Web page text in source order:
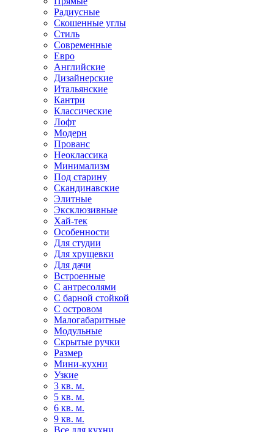
Радиусные
Скошенные углы
Стиль
Современные
Евро
Английские
Дизайнерские
Итальянские
Кантри
Классические
Лофт
Модерн
Прованс
Неоклассика
Минимализм
Под старину
Скандинавские
Элитные
Эксклюзивные
Хай-тек
Особенности
Для студии
Для хрущевки
Для дачи
Встроенные
С антресолями
С барной стойкой
С островом
Малогабаритные
Модульные
Скрытые ручки
Размер
Мини-кухни
Узкие
3 кв. м.
5 кв. м.
6 кв. м.
9 кв. м.
Все для кухни